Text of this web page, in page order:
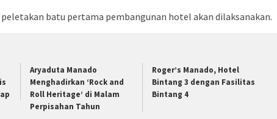
batu pertama pembangunan hotel akan dilaksanakan.
Aryaduta Manado
Menghadirkan ‘Rock and
Roll Heritage’ di Malam
Perpisahan Tahun
Roger’s Manado, Hotel
Bintang 3 dengan Fasilitas
Bintang 4